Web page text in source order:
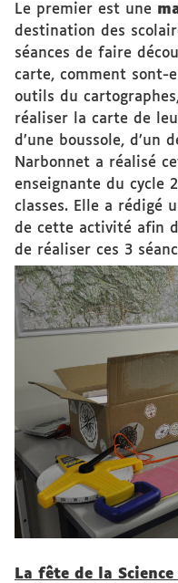
Le premier est une
destination des
séances de faire
carte, comment sont-
outils du
réaliser la carte de
d’une boussole, d’un
Narbonnet a réalisé
enseignante du cycle
classes. Elle a rédigé
de cette activité afin
de réaliser ces 3
La fête de la Science